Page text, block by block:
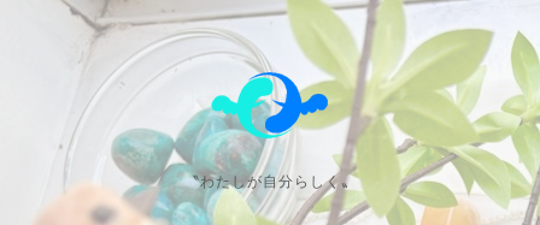
〝わたしが自分らしく〟